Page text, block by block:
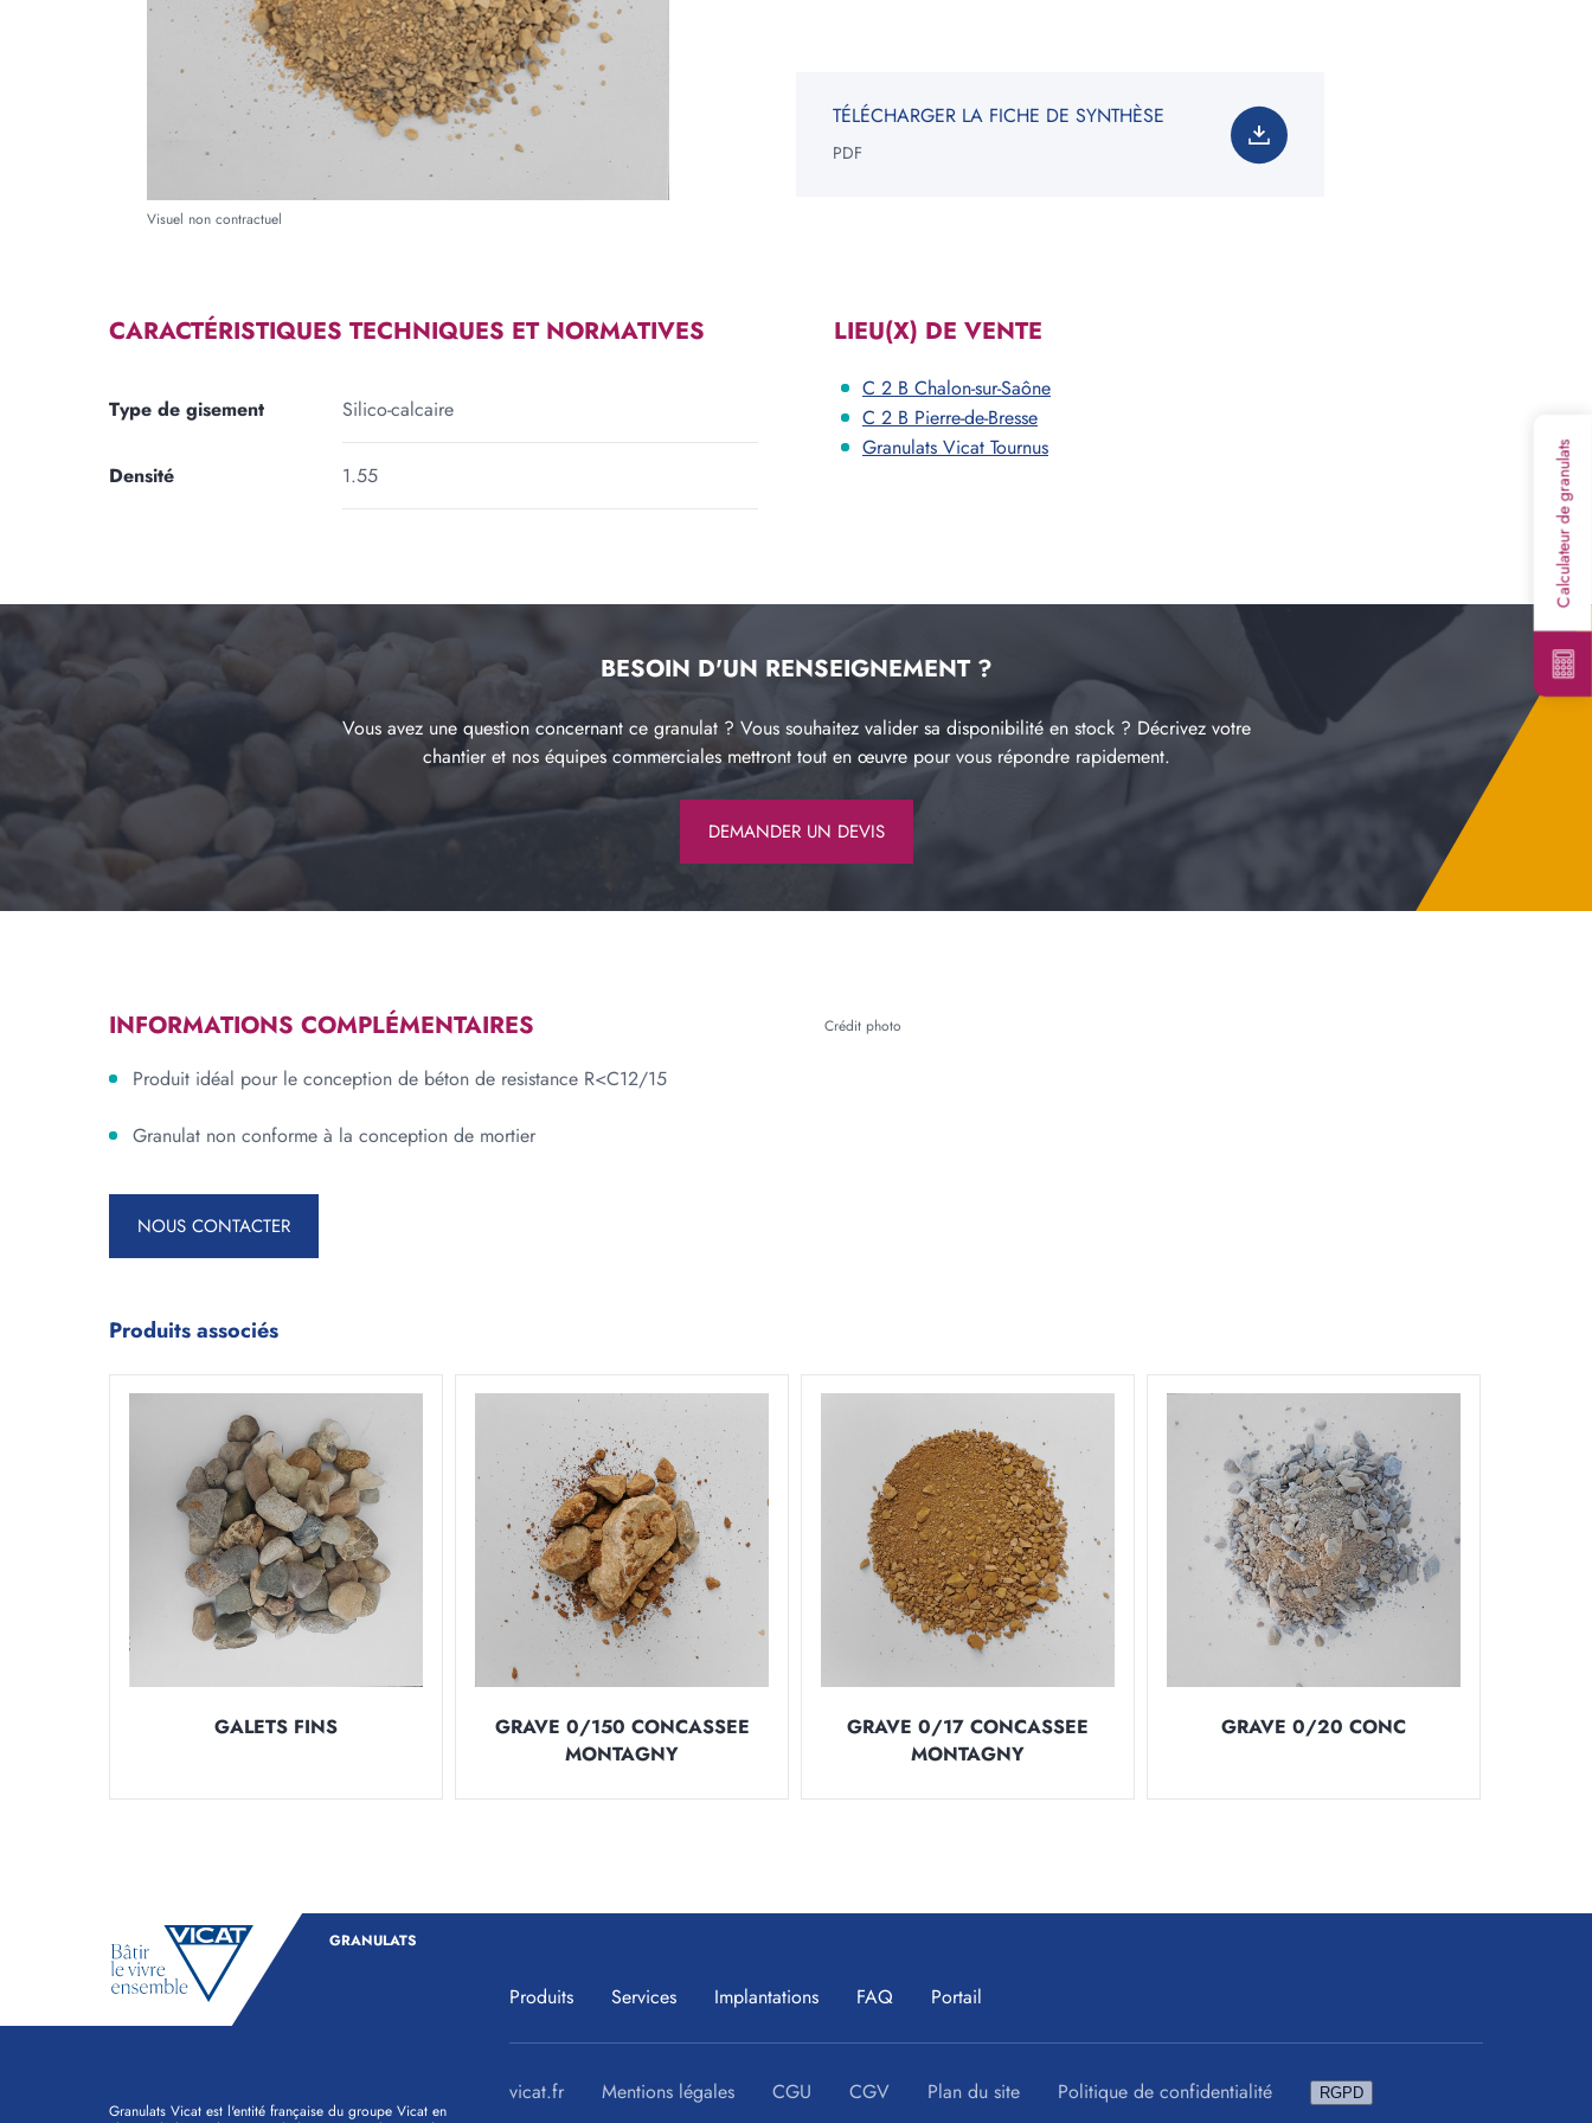
Visuel non contractuel
TÉLÉCHARGER LA FICHE DE SYNTHÈSE
PDF
CARACTÉRISTIQUES TECHNIQUES ET NORMATIVES
Type de gisement Silico-calcaire
Densité 1.55
LIEU(X) DE VENTE
C 2 B Chalon-sur-Saône
C 2 B Pierre-de-Bresse
Granulats Vicat Tournus
BESOIN D'UN RENSEIGNEMENT ?
Vous avez une question concernant ce granulat ? Vous souhaitez valider sa disponibilité en stock ? Décrivez votre
chantier et nos équipes commerciales mettront tout en œuvre pour vous répondre rapidement.
DEMANDER UN DEVIS
Crédit photo
INFORMATIONS COMPLÉMENTAIRES
Produit idéal pour le conception de béton de resistance R<C12/15
Granulat non conforme à la conception de mortier
NOUS CONTACTER
Produits associés
GALETS FINS
GRAVE 0/150 CONCASSEE
MONTAGNY
GRAVE 0/17 CONCASSEE
MONTAGNY
GRAVE 0/20 CONC
Calculateur de granulats
Forme RECTANGLE TRIANGLE
Longueur
cm
Largeur
*Information non contractuelle. Les valeurs indiquées ne
constituent en rien une garantie de notre part.
Voir les carrières près de chez moi
GRANULATS
Produits Services Implantations FAQ Portail
vicat.fr Mentions légales CGU CGV Plan du site Politique de confidentialité RGPD
Granulats Vicat est l'entité française du groupe Vicat en